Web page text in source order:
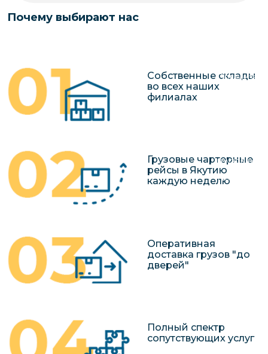
грузов в
Перевозка
Почему выбирают нас
Собственные склады
во всех наших
филиалах
Грузовые чартерные
рейсы в Якутию
каждую неделю
Оперативная
доставка грузов "до
дверей"
Полный спектр
сопутствующих услуг